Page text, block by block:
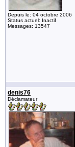
Depuis le: 04 octobre 2006
Status actuel: Inactif
Messages: 13547
denis76
Déclamateur